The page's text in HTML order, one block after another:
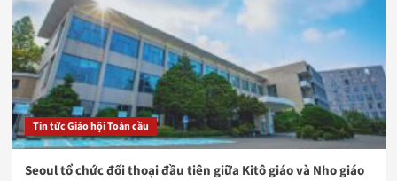
Tin tức Giáo hội Toàn cầu
Seoul tổ chức đối thoại đầu tiên giữa Kitô giáo và Nho giáo